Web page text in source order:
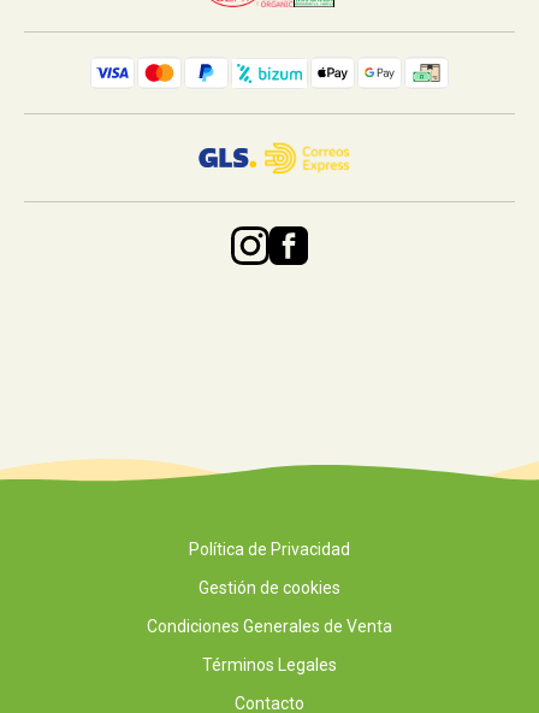
Política de Privacidad
Gestión de cookies
Condiciones Generales de Venta
Términos Legales
Contacto